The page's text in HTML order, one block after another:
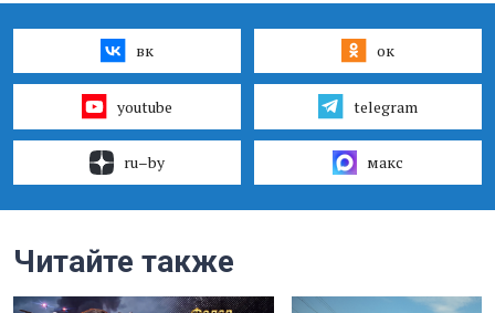
вк ок
youtube telegram
ru–by макс
Читайте также